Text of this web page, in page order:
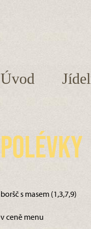
Úvod
Polévky
boršč s masem (1,3,7,9)
v ceně menu